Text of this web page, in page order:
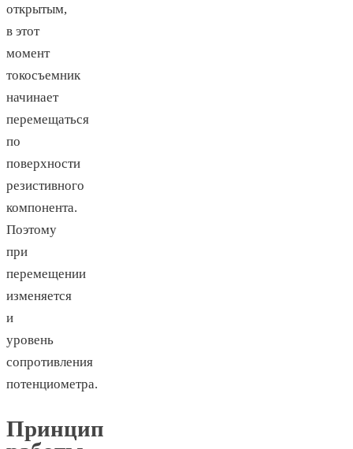
открытым,
в этот
момент
токосъемник
начинает
перемещаться
по
поверхности
резистивного
компонента.
Поэтому
при
перемещении
изменяется
и
уровень
сопротивления
потенциометра.
Принцип